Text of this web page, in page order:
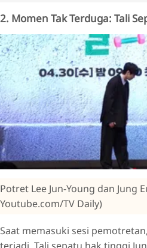
2. Momen Tak Terduga: Tali
Potret Lee Jun-Young dan Jung
Youtube.com/TV Daily)
Saat memasuki sesi